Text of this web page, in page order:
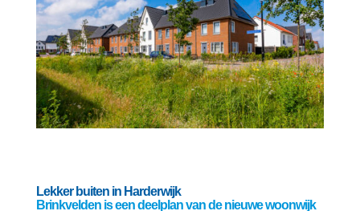
Lekker buiten in Harderwijk
Brinkvelden is een deelplan van de nieuwe woonwijk